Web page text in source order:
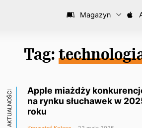
Magazyn
Tag:
AKTUALNOŚCI
Apple miażdży
na rynku słuchawek w
roku